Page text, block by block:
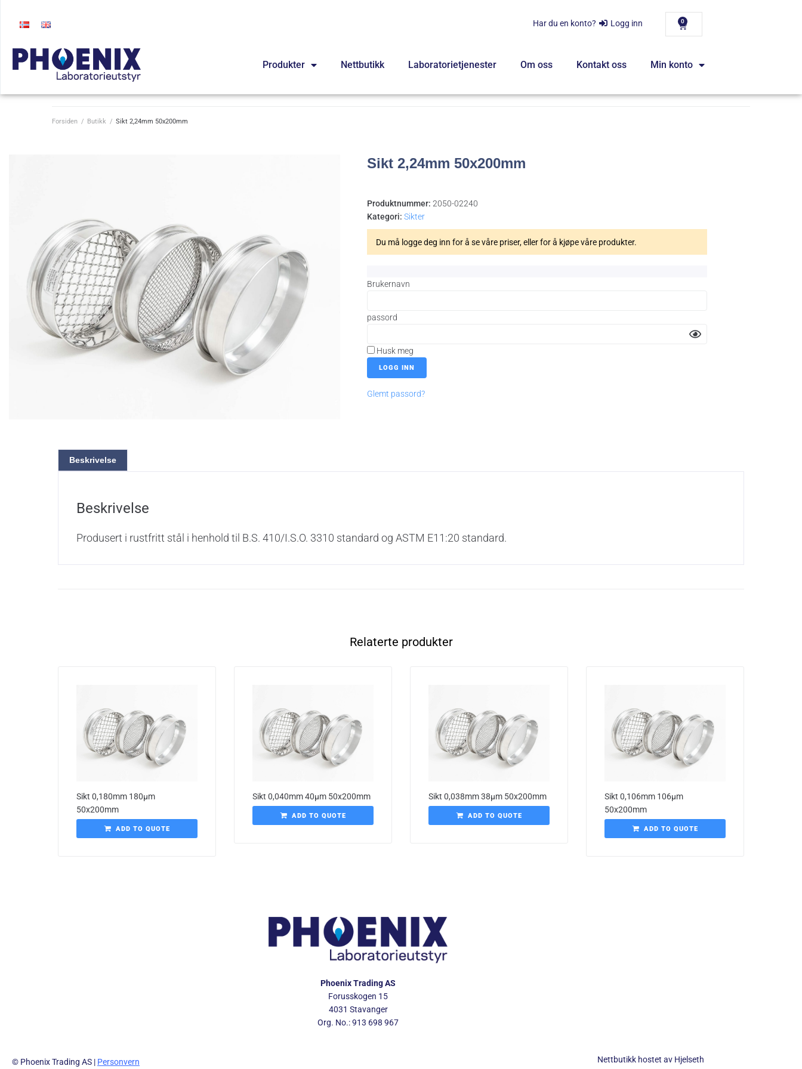
Har du en konto? Logg inn 0
Produkter Nettbutikk Laboratorietjenester Om oss Kontakt oss Min konto
Forsiden / Butikk / Sikt 2,24mm 50x200mm
Sikt 2,24mm 50x200mm
Produktnummer: 2050-02240
Kategori: Sikter
Du må logge deg inn for å se våre priser, eller for å kjøpe våre produkter.
Brukernavn
passord
Husk meg
Glemt passord?
Beskrivelse
Beskrivelse
Produsert i rustfritt stål i henhold til B.S. 410/I.S.O. 3310 standard og ASTM E11:20 standard.
Relaterte produkter
Sikt 0,180mm 180µm
50x200mm
ADD TO QUOTE
Sikt 0,040mm 40µm 50x200mm
ADD TO QUOTE
Sikt 0,038mm 38µm 50x200mm
ADD TO QUOTE
Sikt 0,106mm 106µm
50x200mm
ADD TO QUOTE
Phoenix Trading AS
Forusskogen 15
4031 Stavanger
Org. No.: 913 698 967
© Phoenix Trading AS | Personvern Nettbutikk hostet av Hjelseth